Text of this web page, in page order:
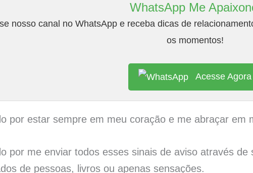
WhatsApp Me
nosso canal no WhatsApp e receba dicas de
os momentos!
Acesse Agora
por estar sempre em meu coração e me abraçar em
por me enviar todos esses sinais de aviso através
de pessoas, livros ou apenas sensações.